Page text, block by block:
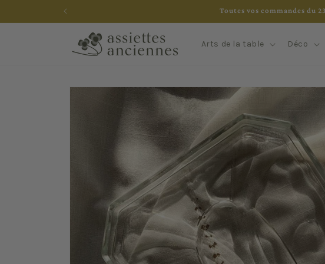
au
Toutes vos commandes du
Arts de la table Déco
Passer aux